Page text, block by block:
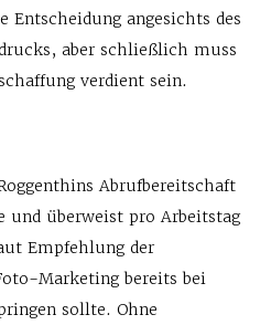
Entscheidung angesichts des
aber schließlich muss
verdient sein.
Abrufbereitschaft
und überweist pro Arbeitstag
Empfehlung der
Marketing bereits bei
sollte. Ohne